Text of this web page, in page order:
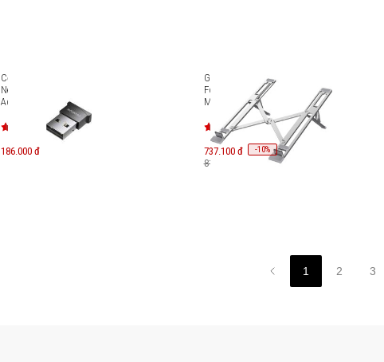
Cổng chuyển OTG Innostyle
NexaLink USB-A to Bluetooth
Adapter ABT50
186.000 đ
Giá đỡ tản nhiệt Hyperstand
Folding Aluminium cho
MacBook/Laptop/iPad HTU6
737.100 đ -10%
819.000 đ
1 2 3